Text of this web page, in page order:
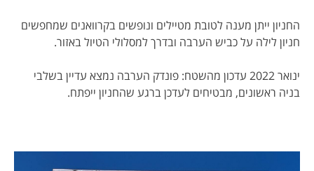
החניון ייתן מענה לטובת מטיילים ונופשים בקרוואנים שמחפשים
חניון לילה על כביש הערבה ובדרך למסלולי הטיול באזור.
ינואר 2022 עדכון מהשטח: פונדק הערבה נמצא עדיין בשלבי
בניה ראשונים, מבטיחים לעדכן ברגע שהחניון ייפתח.